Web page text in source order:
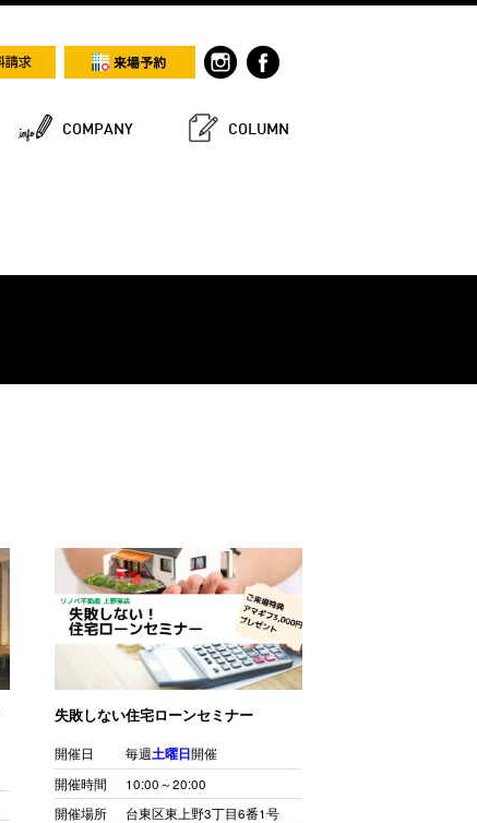
COMPANY COLUMN
失敗しない住宅ローンセミナー
開催日 毎週土曜日開催
開催時間
10:00～20:00
開催場所
台東区東上野3丁目6番1号